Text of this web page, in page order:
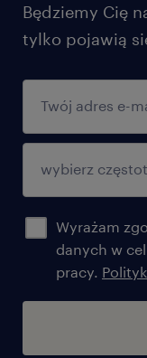
Będziemy Cię
tylko pojawią
Wyrażam
danych w
pracy.